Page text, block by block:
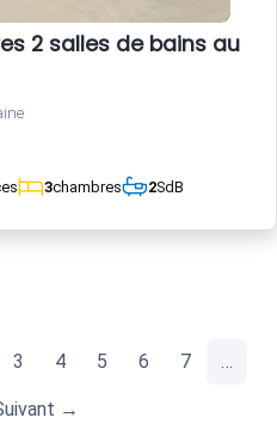
2 salles de bains au
3chambres 2SdB
3 4 5 6 7 …
→